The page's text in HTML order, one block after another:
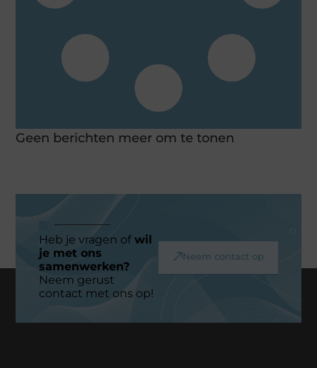
Geen berichten meer om te tonen
Heb je vragen ofwil
je met ons
samenwerken?
Neem gerust
contact met ons op!
Neem contact op